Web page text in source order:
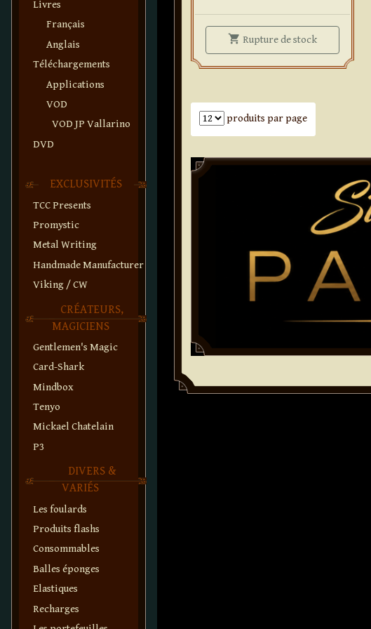
Livres
Français
Anglais
Téléchargements
Applications
VOD
VOD JP Vallarino
DVD
EXCLUSIVITÉS
TCC Presents
Promystic
Metal Writing
Handmade Manufacturer
Viking / CW
CRÉATEURS,
MAGICIENS
Gentlemen's Magic
Card-Shark
Mindbox
Tenyo
Mickael Chatelain
P3
DIVERS &
VARIÉS
Les foulards
Produits flashs
Consommables
Balles éponges
Elastiques
Recharges
shopping_cart Rupturede stockBig Headline
Nombre de produits par page
produits par page
Paddle